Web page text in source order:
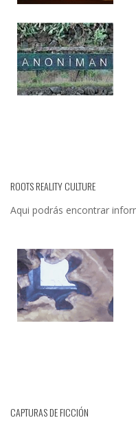
ROOTS REALITY CULTURE
Aqui podrás encontrar
CAPTURAS DE FICCIÓN